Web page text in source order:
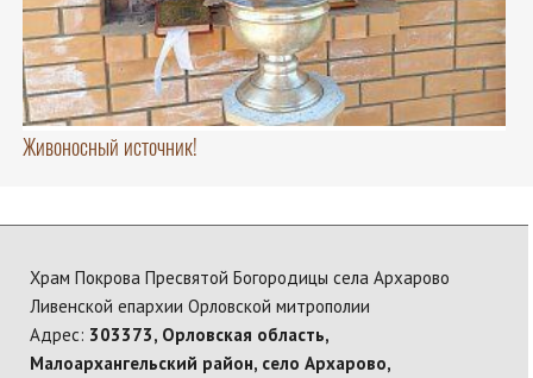
Живоносный источник!
Храм Покрова Пресвятой Богородицы села Архарово
Ливенской епархии Орловской митрополии
Адрес: 303373, Орловская область,
Малоархангельский район, село Архарово,